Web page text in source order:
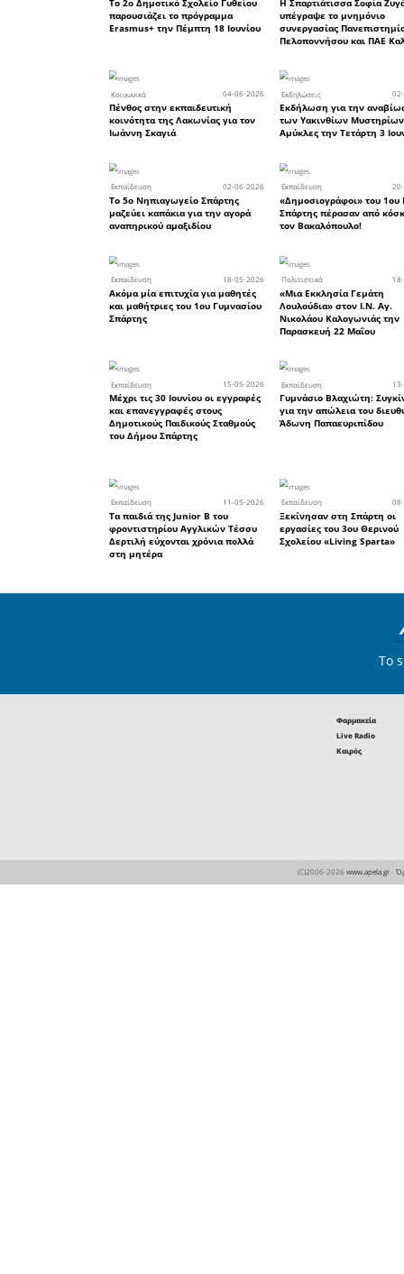
Σπάρτης